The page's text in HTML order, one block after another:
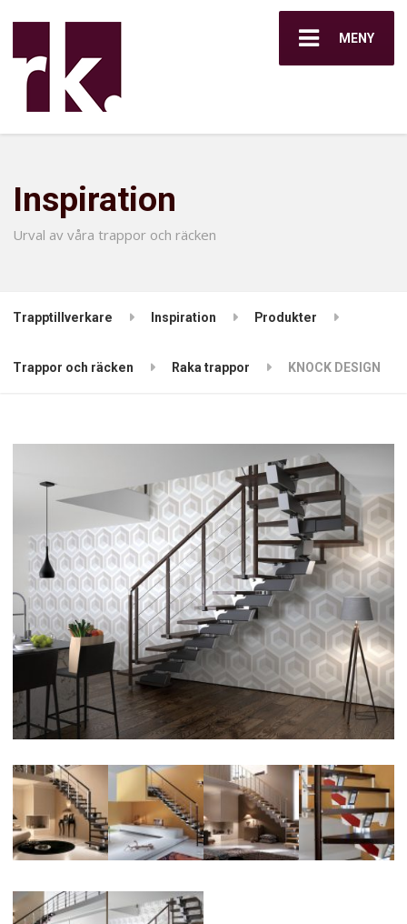
MENY
Inspiration
Urval av våra trappor och räcken
Trapptillverkare Inspiration Produkter
Trappor och räcken Raka trappor KNOCK DESIGN